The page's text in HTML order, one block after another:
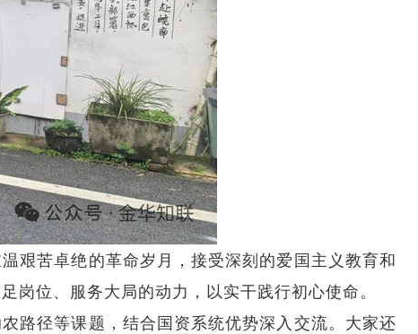
艰苦卓绝的革命岁月，接受深刻的爱国主义教育和
位、服务大局的动力，以实干践行初心使命。
路径等课题，结合国资系统优势深入交流。大家还